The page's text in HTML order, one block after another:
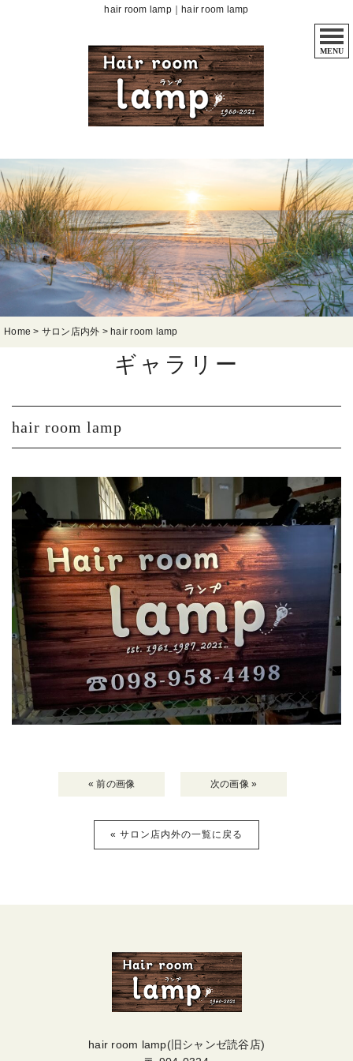
hair room lamp｜hair room lamp
MENU
Home > サロン店内外 > hair room lamp
ギャラリー
hair room lamp
« 前の画像 次の画像 »
« サロン店内外の一覧に戻る
hair room lamp(旧シャンゼ読谷店)